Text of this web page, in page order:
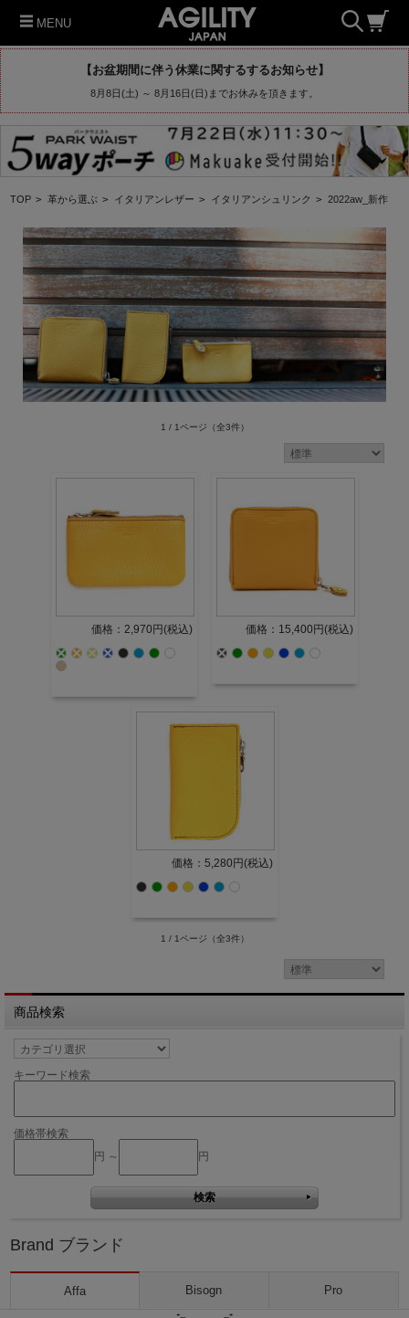
MENU
【お盆期間に伴う休業に関するするお知らせ】
8月8日(土) ～ 8月16日(日)までお休みを頂きます。
TOP > 革から選ぶ > イタリアンレザー > イタリアンシュリンク > 2022aw_新作
1 / 1ページ （全3件）
価格：2,970円(税込) 価格：15,400円(税込)
価格：5,280円(税込)
1 / 1ページ （全3件）
商品検索
キーワード検索
価格帯検索
円 ～
円
Brand ブランド
Affa Bisogn Pro